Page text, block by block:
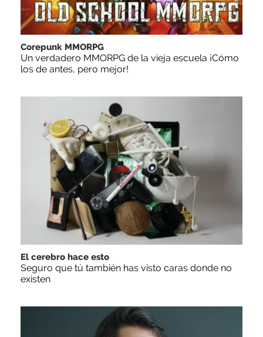
Corepunk MMORPG
Un verdadero MMORPG de la vieja escuela ¡Cómo
los de antes, pero mejor!
El cerebro hace esto
Seguro que tú también has visto caras donde no
existen